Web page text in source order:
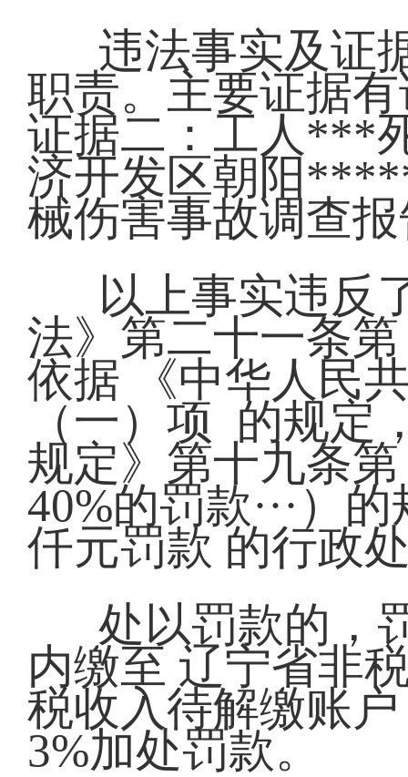
违法事实及证
职责。主要证据
证据二：工人***
济开发区朝阳
械伤害事故调
以上事实违反
法》第二十一条
依据 《中华人民
（一）项 的规定
规定》第十九条第
40%的罚款···）
仟元罚款 的行政
处以罚款的，
内缴至 辽宁省非
税收入待解缴账
3%加处罚款。